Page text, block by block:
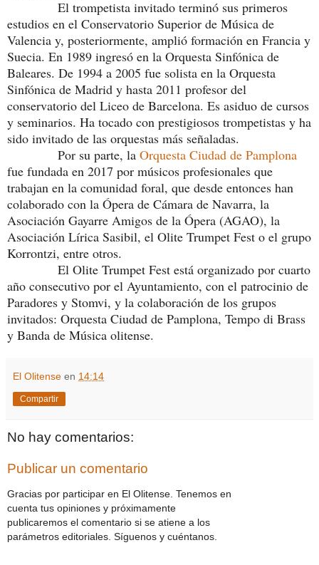
El trompetista invitado terminó sus primeros
estudios en el Conservatorio Superior de Música de
Valencia y, posteriormente, amplió formación en Francia y
Suecia. En 1989 ingresó en la Orquesta Sinfónica de
Baleares. De 1994 a 2005 fue solista en la Orquesta
Sinfónica de Madrid y hasta 2011 profesor del
conservatorio del Liceo de Barcelona. Es asiduo de cursos
y seminarios. Ha tocado con prestigiosos trompetistas y ha
sido invitado de las orquestas más señaladas.
Por su parte, la Orquesta Ciudad de Pamplona
fue fundada en 2017 por músicos profesionales que
trabajan en la comunidad foral, que desde entonces han
colaborado con la Ópera de Cámara de Navarra, la
Asociación Gayarre Amigos de la Ópera (AGAO), la
Asociación Lírica Sasibil, el Olite Trumpet Fest o el grupo
Korrontzi, entre otros.
El Olite Trumpet Fest está organizado por cuarto
año consecutivo por el Ayuntamiento, con el patrocinio de
Paradores y Stomvi, y la colaboración de los grupos
invitados: Orquesta Ciudad de Pamplona, Tempo di Brass
y Banda de Música olitense.
El Olitense en 14:14
Compartir
No hay comentarios:
Publicar un comentario
Gracias por participar en El Olitense. Tenemos en
cuenta tus opiniones y próximamente
publicaremos el comentario si se atiene a los
parámetros editoriales. Síguenos y cuéntanos.